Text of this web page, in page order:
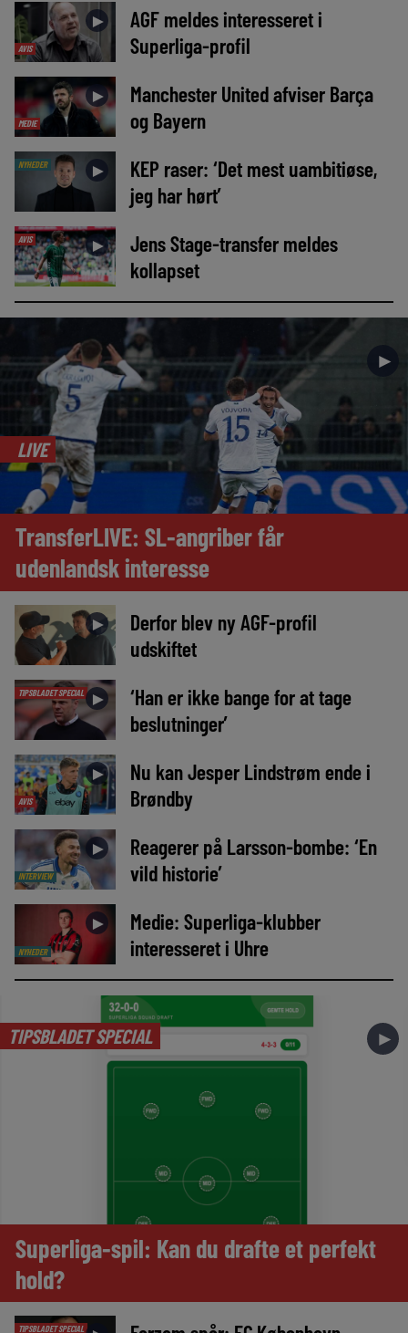
AVIS
►
AGF meldes interesseret i
Superliga-profil
MEDIE
►
Manchester United afviser Barça
og Bayern
NYHEDER ►
KEP raser: ‘Det mest uambitiøse,
jeg har hørt’
AVIS ►
Jens Stage-transfer meldes
kollapset
►
LIVE
TransferLIVE: SL-angriber får
udenlandsk interesse
►
Derfor blev ny AGF-profil
udskiftet
TIPSBLADET SPECIAL ►
‘Han er ikke bange for at tage
beslutninger’
AVIS
►
Nu kan Jesper Lindstrøm ende i
Brøndby
INTERVIEW
►
Reagerer på Larsson-bombe: ‘En
vild historie’
NYHEDER
►
Medie: Superliga-klubber
interesseret i Uhre
TIPSBLADET SPECIAL ►
Superliga-spil: Kan du drafte et perfekt
hold?
TIPSBLADET SPECIAL